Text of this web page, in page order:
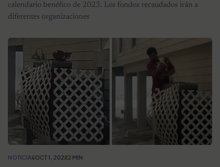
calendario benéfico de 2023. Los fondos recaudados irán a
diferentes organizaciones
NOTICIASOCT 1, 20222 MIN